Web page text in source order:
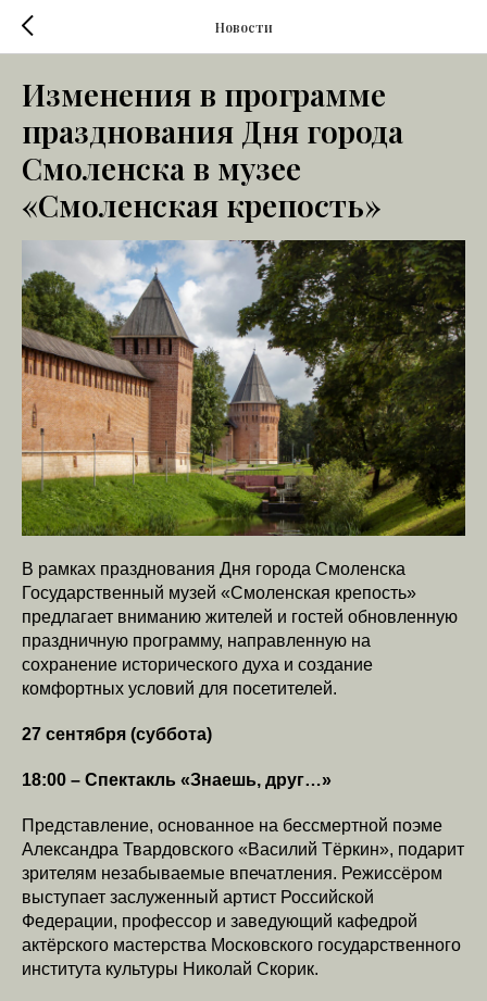
Новости
Изменения в программе
празднования Дня города
Смоленска в музее
«Смоленская крепость»
В рамках празднования Дня города Смоленска
Государственный музей «Смоленская крепость»
предлагает вниманию жителей и гостей обновленную
праздничную программу, направленную на
сохранение исторического духа и создание
комфортных условий для посетителей.
27 сентября (суббота)
18:00 – Спектакль «Знаешь, друг…»
Представление, основанное на бессмертной поэме
Александра Твардовского «Василий Тёркин», подарит
зрителям незабываемые впечатления. Режиссёром
выступает заслуженный артист Российской
Федерации, профессор и заведующий кафедрой
актёрского мастерства Московского государственного
института культуры Николай Скорик.